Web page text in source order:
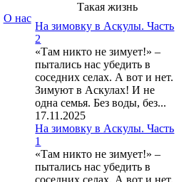
Такая жизнь
На зимовку в Аскулы. Часть
2
«Там никто не зимует!» –
пытались нас убедить в
соседних селах. А вот и нет.
Зимуют в Аскулах! И не
одна семья. Без воды, без...
17.11.2025
На зимовку в Аскулы. Часть
1
«Там никто не зимует!» –
пытались нас убедить в
О нас